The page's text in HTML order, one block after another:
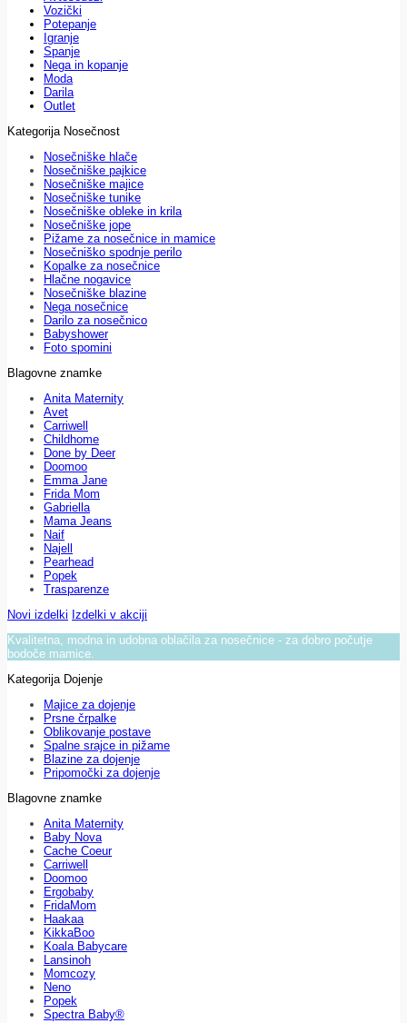
Vozički
Potepanje
Igranje
Spanje
Nega in kopanje
Moda
Darila
Outlet
Kategorija Nosečnost
Nosečniške hlače
Nosečniške pajkice
Nosečniške majice
Nosečniške tunike
Nosečniške obleke in krila
Nosečniške jope
Pižame za nosečnice in mamice
Nosečniško spodnje perilo
Kopalke za nosečnice
Hlačne nogavice
Nosečniške blazine
Nega nosečnice
Darilo za nosečnico
Babyshower
Foto spomini
Blagovne znamke
Anita Maternity
Avet
Carriwell
Childhome
Done by Deer
Doomoo
Emma Jane
Frida Mom
Gabriella
Mama Jeans
Naif
Najell
Pearhead
Popek
Trasparenze
Novi izdelki Izdelki v akciji
Kvalitetna, modna in udobna oblačila za nosečnice - za dobro počutje
bodoče mamice.
Kategorija Dojenje
Majice za dojenje
Prsne črpalke
Oblikovanje postave
Spalne srajce in pižame
Blazine za dojenje
Pripomočki za dojenje
Blagovne znamke
Anita Maternity
Baby Nova
Cache Coeur
Carriwell
Doomoo
Ergobaby
FridaMom
Haakaa
KikkaBoo
Koala Babycare
Lansinoh
Momcozy
Neno
Popek
Spectra Baby®